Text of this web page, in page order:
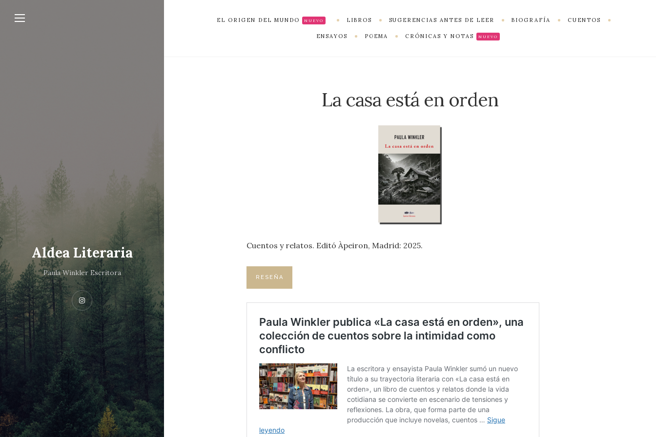
Aldea Literaria
Paula Winkler Escritora
EL ORIGEN DEL MUNDO NUEVO LIBROS SUGERENCIAS ANTES DE LEER BIOGRAFÍA CUENTOS
ENSAYOS POEMA CRÓNICAS Y NOTAS NUEVO
La casa está en orden
Cuentos y relatos. Editó Àpeiron, Madrid: 2025.
RESEÑA